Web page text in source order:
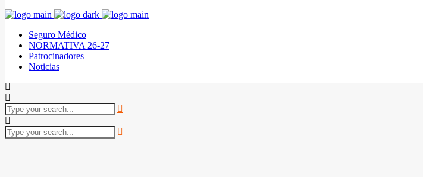
Seguro Médico
NORMATIVA 26-27
Patrocinadores
Noticias